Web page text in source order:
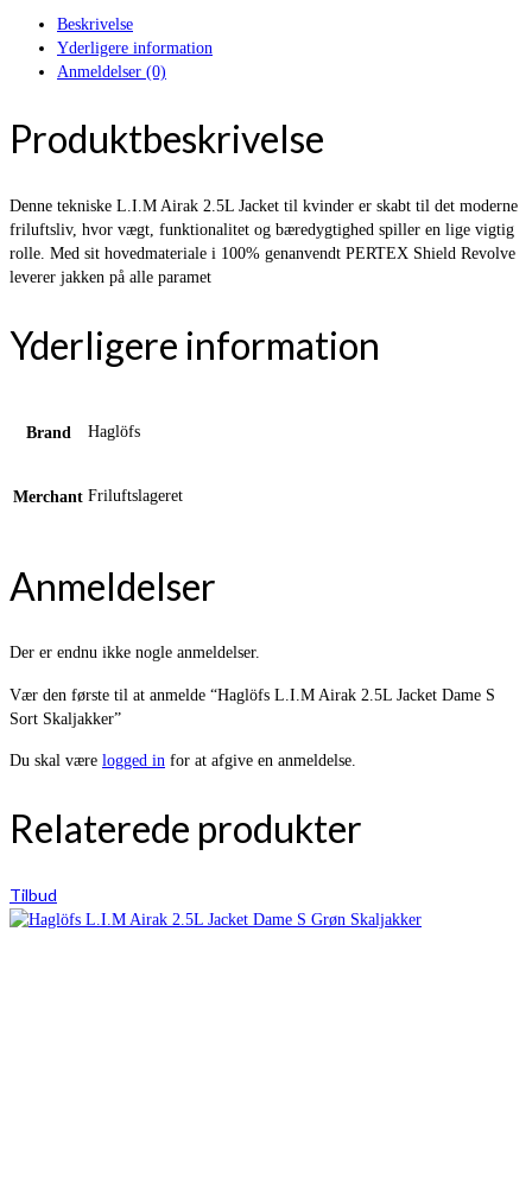
Beskrivelse
Yderligere information
Anmeldelser (0)
Produktbeskrivelse
Denne tekniske L.I.M Airak 2.5L Jacket til kvinder er skabt til det moderne
friluftsliv, hvor vægt, funktionalitet og bæredygtighed spiller en lige vigtig
rolle. Med sit hovedmateriale i 100% genanvendt PERTEX Shield Revolve
leverer jakken på alle paramet
Yderligere information
Brand Haglöfs
Merchant Friluftslageret
Anmeldelser
Der er endnu ikke nogle anmeldelser.
Vær den første til at anmelde “Haglöfs L.I.M Airak 2.5L Jacket Dame S
Sort Skaljakker”
Du skal være logged in for at afgive en anmeldelse.
Relaterede produkter
Tilbud